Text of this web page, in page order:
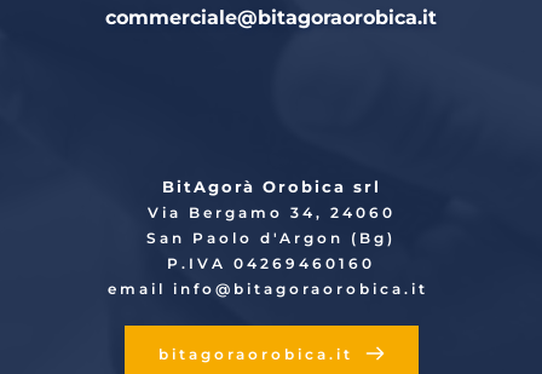
commerciale@bitagoraorobica.it
BitAgorà Orobica srl
Via Bergamo 34, 24060
San Paolo d'Argon (Bg)
P.IVA 04269460160
email info @bitagoraorobica.it
bitagoraorobica.it